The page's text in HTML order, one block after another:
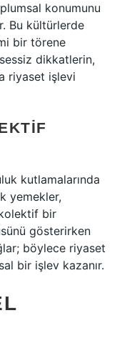
konumunu
Bu kültürlerde
bir törene
dikkatlerin,
riyaset işlevi
kutlamalarında
yemekler,
bir
gösterirken
böylece riyaset
bir işlev kazanır.